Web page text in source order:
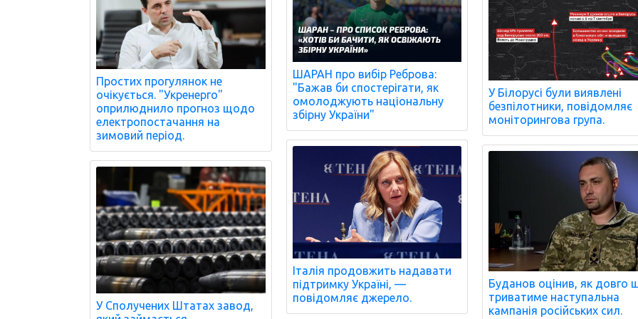
Простих прогулянок не
очікується. "Укренерго"
оприлюднило прогноз щодо
електропостачання на
зимовий період.
У Сполучених Штатах завод,
ШАРАН про вибір Реброва:
"Бажав би спостерігати, як
омолоджують національну
збірну України"
Італія продовжить надавати
підтримку Україні, —
повідомляє джерело.
У Білорусі були виявлені
безпілотники, повідомляє
моніторингова група.
Буданов оцінив, як довго
триватиме наступальна
кампанія російських сил.